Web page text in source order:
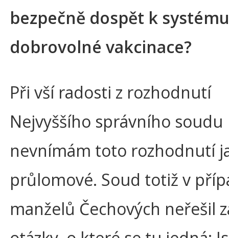
bezpečně dospět k systému
dobrovolné vakcinace?
Při vší radosti z rozhodnutí
Nejvyššího správního soudu
nevnímám toto rozhodnutí
průlomové. Soud totiž v
manželů Čechových neřešil